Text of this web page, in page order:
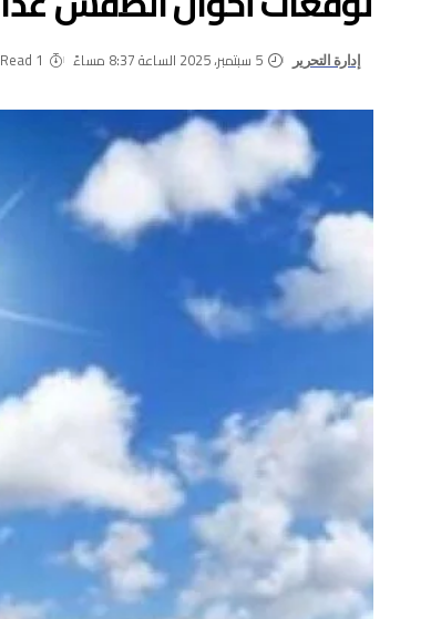
إدارة التحرير 5 سبتمبر، 2025 الساعة 8:37 مساءً 1 Min Read